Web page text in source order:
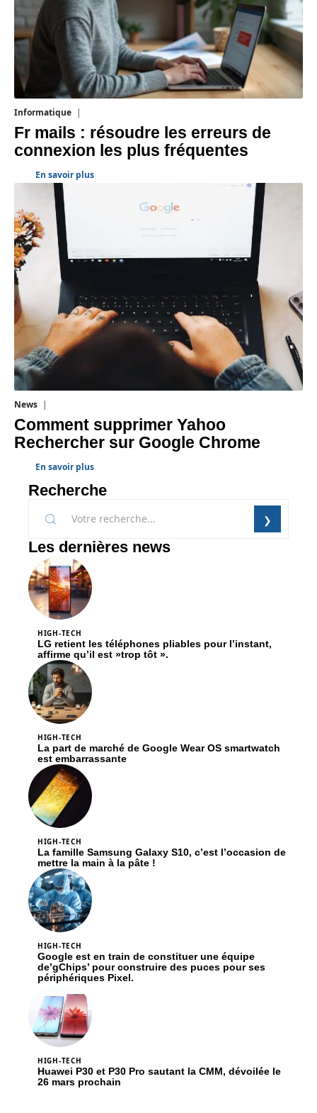
Informatique
Fr mails : résoudre les erreurs de
connexion les plus fréquentes
En savoir plus
News
Comment supprimer Yahoo
Rechercher sur Google Chrome
En savoir plus
Recherche
Les dernières news
HIGH-TECH
LG retient les téléphones pliables pour l’instant,
affirme qu’il est »trop tôt ».
HIGH-TECH
La part de marché de Google Wear OS smartwatch
est embarrassante
HIGH-TECH
La famille Samsung Galaxy S10, c’est l’occasion de
mettre la main à la pâte !
HIGH-TECH
Google est en train de constituer une équipe
de’gChips’ pour construire des puces pour ses
périphériques Pixel.
HIGH-TECH
Huawei P30 et P30 Pro sautant la CMM, dévoilée le
26 mars prochain